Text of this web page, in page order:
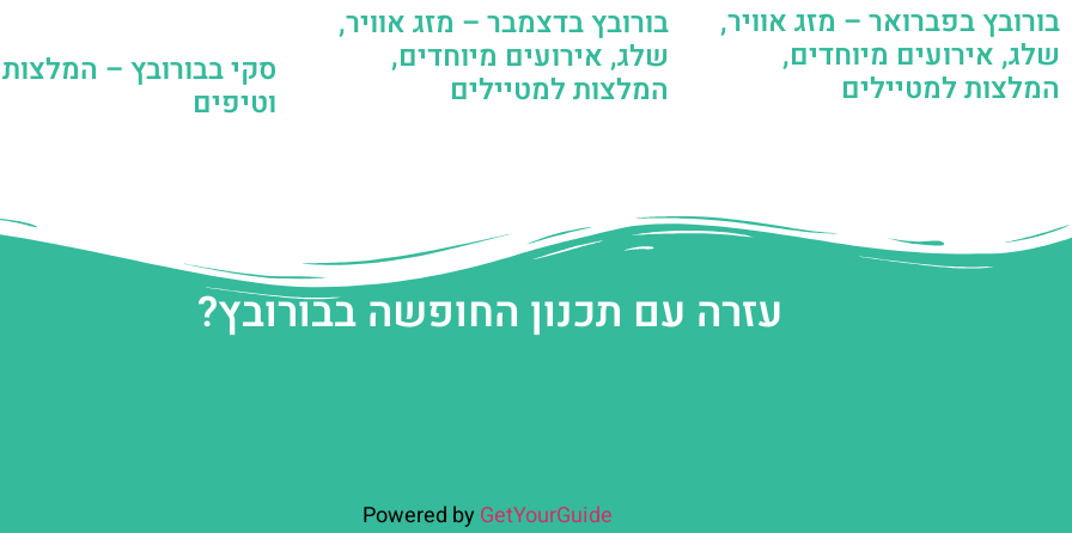
בורובץ בפברואר – מזג אוויר,
שלג, אירועים מיוחדים,
המלצות למטיילים
בורובץ בדצמבר – מזג אוויר,
שלג, אירועים מיוחדים,
המלצות למטיילים
סקי בבורובץ – המלצות
וטיפים
עזרה עם תכנון החופשה בבורובץ?
Powered by GetYourGuide